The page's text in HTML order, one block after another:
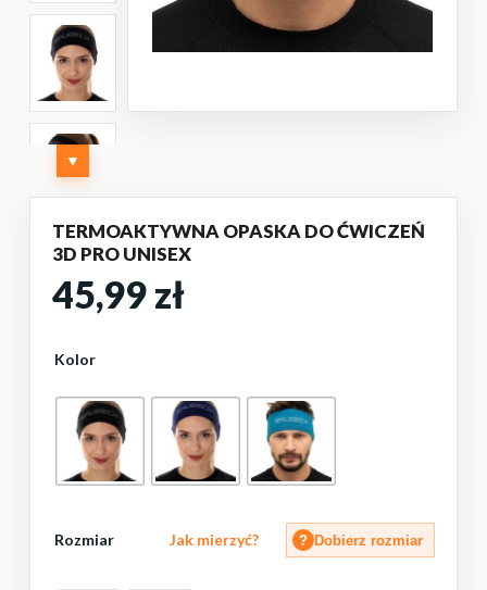
▼
TERMOAKTYWNA OPASKA DO ĆWICZEŃ
3D PRO UNISEX
45,99zł
Kolor
Rozmiar Jak mierzyć? ? Dobierz rozmiar